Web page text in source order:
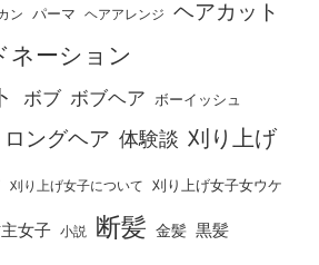
ン パーマ ヘアアレンジ ヘアカット
ネーション
ボブ ボブヘア ボーイッシュ
ロングヘア 体験談 刈り上げ
刈り上げ女子について 刈り上げ女子女ウケ
女子 小説 断髪 金髪 黒髪